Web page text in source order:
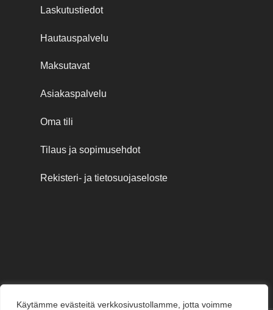
Käytämme evästeitä verkkosivustollamme, jotta voimme
Laskutustiedot
Hautauspalvelu
Maksutavat
Asiakaspalvelu
Oma tili
Tilaus ja sopimusehdot
Rekisteri- ja tietosuojaseloste